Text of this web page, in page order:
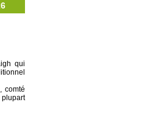
qui
comté
plupart